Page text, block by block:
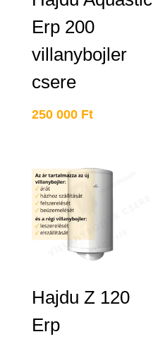
Erp 200
villanybojler
csere
250 000 Ft
Hajdu Z 120
Erp